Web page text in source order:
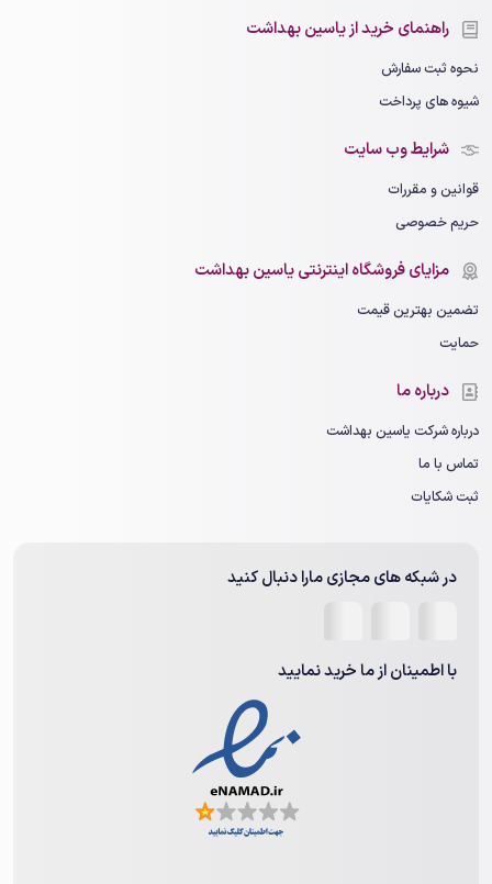
راهنمای خرید از یاسین بهداشت
نحوه ثبت سفارش
شیوه های پرداخت
شرایط وب سایت
قوانین و مقررات
حریم خصوصی
مزایای فروشگاه اینترنتی یاسین بهداشت
تضمین بهترین قیمت
حمایت
درباره ما
درباره شرکت یاسین بهداشت
تماس با ما
ثبت شکایات
در شبکه های مجازی مارا دنبال کنید
با اطمینان از ما خرید نمایید